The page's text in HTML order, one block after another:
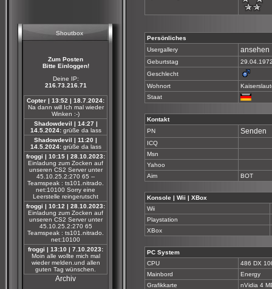
Shoutbox
Zum Posten
Bitte Einloggen!
Deine IP:
216.73.216.71
Copter | 13:52 | 18.7.2024:
Na dann will Ich mal wieder
Winken :-)
Shadowdevil | 14:27 |
14.5.2024:grüße da lass
Shadowdevil | 11:20 |
14.5.2024:grüße da lass
froggi | 10:15 | 28.10.2023:
Einladung zum Zocken auf
unseren CS2 Server unter
45.10.25.2:270 65 --
Teamspeak : ts101.nitrado.
net:10100 Sorry eine
Leerstelle reingerutscht
froggi | 10:12 | 28.10.2023:
Einladung zum Zocken auf
unseren CS2 Server unter
45.10.25.2:270 65
Teamspeak : ts101.nitrado.
net:10100
froggi | 13:10 | 7.10.2023:
Moin alle wollte mich mal
wieder melden.und allen
guten Tag wünschen.
Archiv
Persönliches
Usergallery
ansehen
Geburtstag
Geschlecht
Wohnort
Staat
Kontakt
PN
Senden
ICQ
Msn
Yahoo
Aim
BOT
Konsole | Wii | XBox
Wii
Playstation
XBox
PC System
CPU
486 DX
Mainbord
Energy
Grafikkarte
nVidia 4